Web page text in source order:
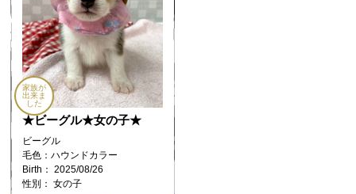
家族が
出来ま
した
★ビーグル★女の子★
ビーグル
毛色：ハウンドカラー
Birth： 2025/08/26
性別： 女の子